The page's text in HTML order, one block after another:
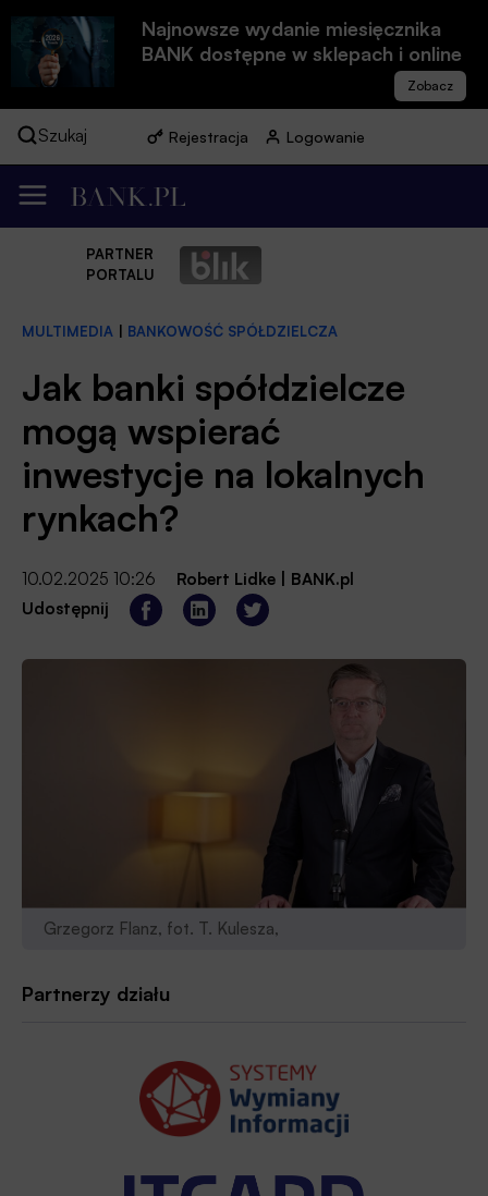
Najnowsze wydanie miesięcznika
BANK dostępne w sklepach i online
Szukaj Rejestracja Logowanie
PARTNER
PORTALU
MULTIMEDIA BANKOWOŚĆ SPÓŁDZIELCZA
Jak banki spółdzielcze
mogą wspierać
inwestycje na lokalnych
rynkach?
10.02.2025 10:26 Robert Lidke
BANK.pl
Udostępnij
Grzegorz Flanz, fot. T. Kulesza,
Partnerzy działu